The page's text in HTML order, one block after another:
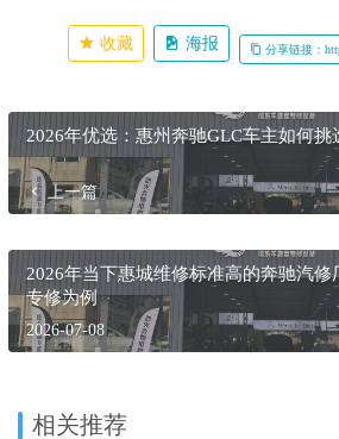
收藏 海报 分享链接：
2026年优选：惠州奔驰GLC车主如何挑
上一篇
2026年当下惠城维修标准高的奔驰汽
专修为例
2026-07-08
相关推荐